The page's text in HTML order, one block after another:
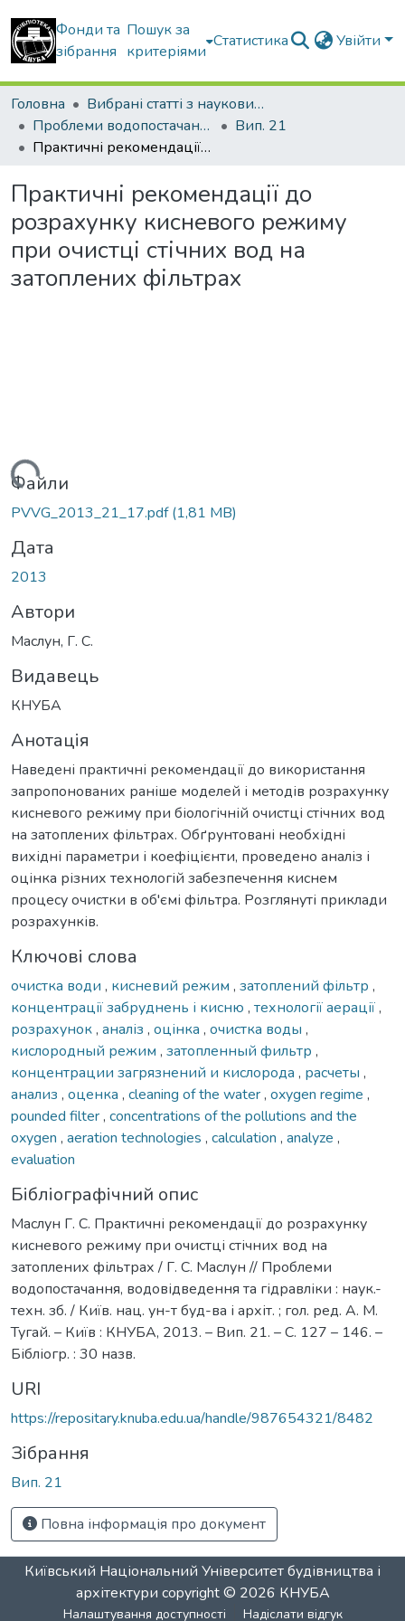
Фонди та
зібрання
Пошук за
критеріями
Статистика Увійти
Головна
Вибрані статті з наукових збірників КНУБА
Проблеми водопостачання, водовідведення та гідравліки
Вип. 21
Практичні рекомендації до розрахунку кисневого режиму при очистці стічних вод на затоплених фільтрах
Практичні рекомендації до
розрахунку кисневого режиму
при очистці стічних вод на
затоплених фільтрах
Файли
PVVG_2013_21_17.pdf(1,81 MB)
Дата
2013
Автори
Маслун, Г. С.
Видавець
КНУБА
Анотація
Наведені практичні рекомендації до використання
запропонованих раніше моделей і методів розрахунку
кисневого режиму при біологічній очистці стічних вод
на затоплених фільтрах. Обґрунтовані необхідні
вихідні параметри і коефіцієнти, проведено аналіз і
оцінка різних технологій забезпечення киснем
процесу очистки в об'ємі фільтра. Розглянуті приклади
розрахунків.
Ключові слова
очистка води , кисневий режим , затоплений фільтр ,
концентрації забруднень і кисню , технології аерації,
розрахунок, аналіз , оцінка , очистка воды ,
кислородный режим , затопленный фильтр ,
концентрации загрязнений и кислорода , расчеты ,
анализ , оценка , cleaning of the water, oxygen regime ,
pounded filter, concentrations of the pollutions and the
oxygen , aeration technologies , calculation , analyze ,
evaluation
Бібліографічний опис
Маслун Г. С. Практичні рекомендації до розрахунку
кисневого режиму при очистці стічних вод на
затоплених фільтрах / Г. С. Маслун // Проблеми
водопостачання, водовідведення та гідравліки : наук.-
техн. зб. / Київ. нац. ун-т буд-ва і архіт. ; гол. ред. А. М.
Тугай. – Київ : КНУБА, 2013. – Вип. 21. – С. 127 – 146. –
Бібліогр. : 30 назв.
URI
https://repositary.knuba.edu.ua/handle/987654321/8482
Зібрання
Вип. 21
Повна інформація про документ
Київський Національний Університет будівництва і
архітектури copyright © 2026 КНУБА
Налаштування доступності Надіслати відгук